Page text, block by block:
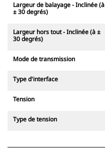
Largeur de balayage - Inclinée (à
± 30 degrés)
Largeur hors tout - Inclinée (à ±
30 degrés)
Mode de transmission
Type d'interface
Tension
Type de tension